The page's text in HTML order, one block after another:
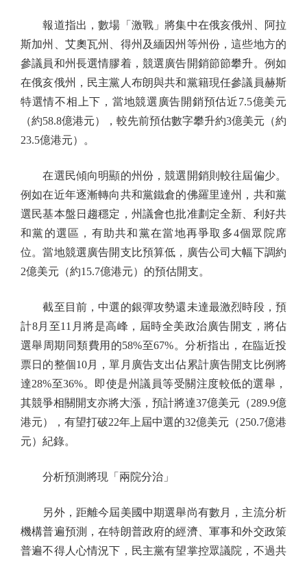
報道指出，數場「激戰」將集中在俄亥俄州、阿拉
斯加州、艾奧瓦州、得州及緬因州等州份，這些地方的
參議員和州長選情膠着，競選廣告開銷節節攀升。例如
在俄亥俄州，民主黨人布朗與共和黨籍現任參議員赫斯
特選情不相上下，當地競選廣告開銷預估近7.5億美元
（約58.8億港元），較先前預估數字攀升約3億美元（約
23.5億港元）。
在選民傾向明顯的州份，競選開銷則較往屆偏少。
例如在近年逐漸轉向共和黨鐵倉的佛羅里達州，共和黨
選民基本盤日趨穩定，州議會也批准劃定全新、利好共
和黨的選區，有助共和黨在當地再爭取多4個眾院席
位。當地競選廣告開支比預算低，廣告公司大幅下調約
2億美元（約15.7億港元）的預估開支。
截至目前，中選的銀彈攻勢還未達最激烈時段，預
計8月至11月將是高峰，屆時全美政治廣告開支，將佔
選舉周期同類費用的58%至67%。分析指出，在臨近投
票日的整個10月，單月廣告支出佔累計廣告開支比例將
達28%至36%。即使是州議員等受關注度較低的選舉，
其競爭相關開支亦將大漲，預計將達37億美元（289.9億
港元），有望打破22年上屆中選的32億美元（250.7億港
元）紀錄。
分析預測將現「兩院分治」
另外，距離今屆美國中期選舉尚有數月，主流分析
機構普遍預測，在特朗普政府的經濟、軍事和外交政策
普遍不得人心情況下，民主黨有望掌控眾議院，不過共